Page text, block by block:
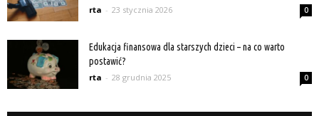
rta - 23 stycznia 2026 0
Edukacja finansowa dla starszych dzieci – na co warto
postawić?
rta - 28 grudnia 2025 0